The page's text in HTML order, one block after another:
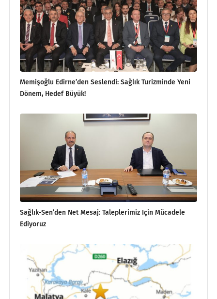
Memişoğlu Edirne’den Seslendi: Sağlık Turizminde Yeni
Dönem, Hedef Büyük!
Sağlık-Sen’den Net Mesaj: Taleplerimiz Için Mücadele
Ediyoruz